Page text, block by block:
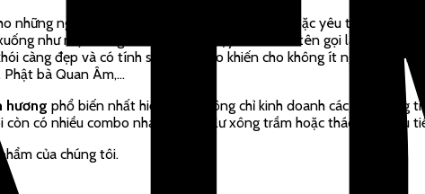
những người chơi trầm hương chuyên nghiệp hoặc yêu thích vẻ
như một dòng thác. Chính vì vậy mà nó có tên gọi là thác
càng đẹp và có tính sáng tạo cao khiến cho không ít người ưa
bà Quan Âm,…
hương phổ biến nhất hiện nay. Không chỉ kinh doanh các mặt hàng
có nhiều combo nhang nụ với lư xông trầm hoặc thác khói siêu
của chúng tôi.